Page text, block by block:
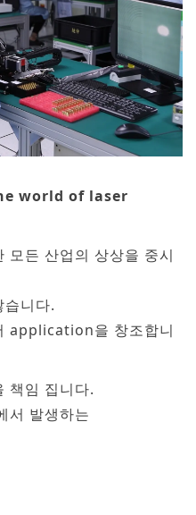
world of laser
모든 산업의 상상을 중시
니다.
application을 창조합니
책임 집니다.
서 발생하는